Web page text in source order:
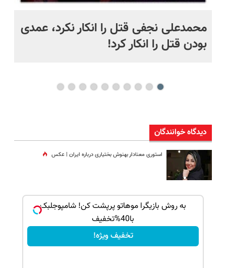
محمدعلی نجفی قتل را انکار نکرد، عمدی
بودن قتل را انکار کرد!
دیدگاه خوانندگان
استوری معنادار بهنوش بختیاری درباره ایران | عکس
به روش بازیگرا موهاتو پرپشت کن! شامپوجلبک
با40%تخفیف
تخفیف ویژه!